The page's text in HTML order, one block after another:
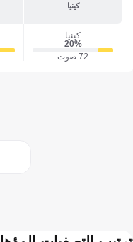
كينيا
كينيا
20‎%‎
72 صوت